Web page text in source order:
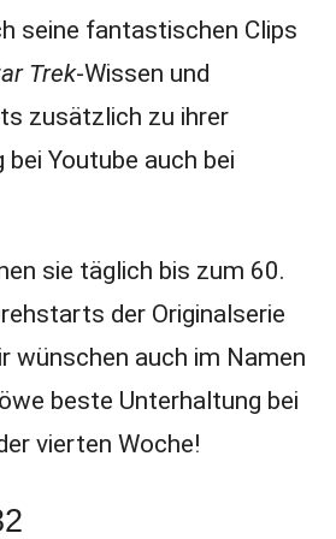
seine fantastischen Clips
Trek-Wissen und
zusätzlich zu ihrer
Youtube auch bei
sie täglich bis zum 60.
der Originalserie
wünschen auch im Namen
beste Unterhaltung bei
vierten Woche!